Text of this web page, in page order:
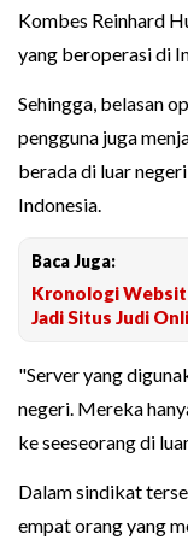
Kombes Reinhard
yang beroperasi di
Sehingga, belasan
pengguna juga
berada di luar
Indonesia.
Baca Juga:
Kronologi
Jadi Situs Judi
"Server yang
negeri. Mereka
ke seeseorang di
Dalam sindikat
empat orang yang